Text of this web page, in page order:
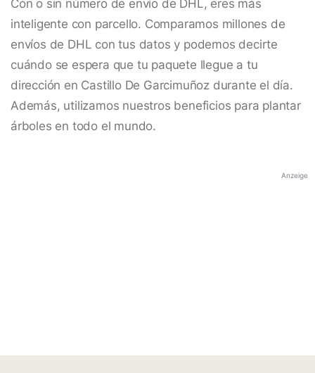
Con o sin número de envío de DHL, eres más
inteligente con parcello. Comparamos millones de
envíos de DHL con tus datos y podemos decirte
cuándo se espera que tu paquete llegue a tu
dirección en Castillo De Garcimuñoz durante el día.
Además, utilizamos nuestros beneficios para plantar
árboles en todo el mundo.
Anzeige